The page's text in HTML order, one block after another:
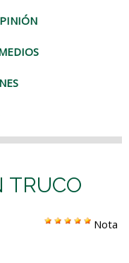
TRUCO
Nota